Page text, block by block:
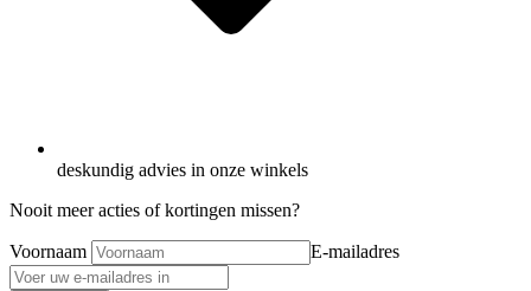
deskundig advies in onze winkels
Nooit meer acties of kortingen missen?
Voornaam E-mailadres